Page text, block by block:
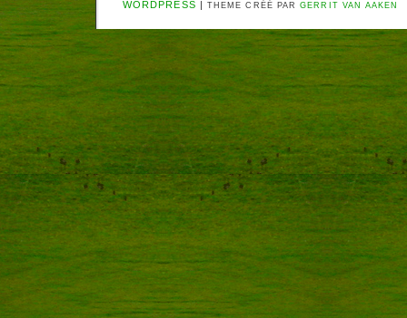
WORDPRESS | THEME CRÉÉ PARGERRIT VAN AAKEN